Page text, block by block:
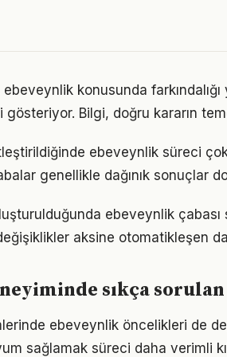
ebeveynlik konusunda
Bilgi, doğru kararın
ebeveynlik süreci
genellikle dağınık sonuçlar
ebeveynlik
aksine otomatikleşen
sıkça
ebeveynlik öncelikleri de
sağlamak süreci daha verimli